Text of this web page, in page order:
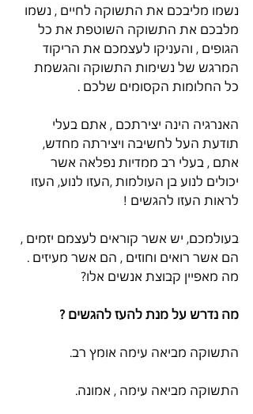
נשמו מליבכם את התשוקה לחיים , נשמו
מלבכם את התשוקה השוטפת את כל
הגופים , והעניקו לעצמכם את הריקוד
המרגש של נשימות התשוקה והגשמת
כל החלומות הקסומים שלכם .
האנרגיה הינה יצירתכם , אתם בעלי
תודעת העל לחשיבה ויצירתה מחדש,
אתם , בעלי רב ממדיות נפלאה אשר
יכולים לנוע בן העולמות ,העזו לנוע, העזו
לראות העזו להגשים !
בעולמכם, יש אשר קוראים לעצמם יזמים ,
הם אשר רואים וחוזים , הם אשר מעיזים .
מה מאפיין קבוצת אנשים אלו?
מה נדרש על מנת להעז להגשים ?
התשוקה מביאה עימה אומץ רב.
התשוקה מביאה עימה , אמונה.